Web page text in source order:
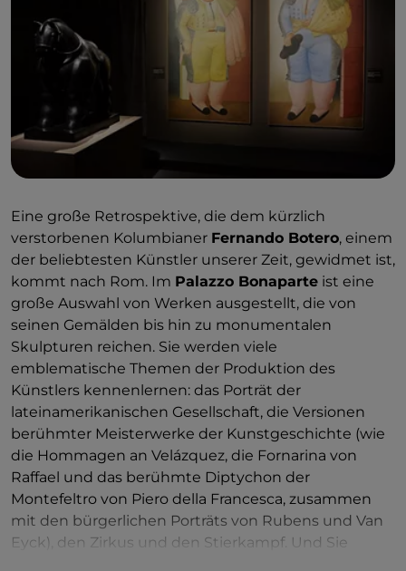
stammen. Gebührenpflichtiger Eintritt,
bis zum
19. Januar 2025
Eine große Retrospektive, die dem kürzlich
verstorbenen Kolumbianer Fernando Botero, einem
der beliebtesten Künstler unserer Zeit, gewidmet ist,
kommt nach Rom. Im Palazzo Bonaparte ist eine
große Auswahl von Werken ausgestellt, die von
seinen Gemälden bis hin zu monumentalen
Skulpturen reichen. Sie werden viele
emblematische Themen der Produktion des
Künstlers kennenlernen: das Porträt der
lateinamerikanischen Gesellschaft, die Versionen
berühmter Meisterwerke der Kunstgeschichte (wie
die Hommagen an Velázquez, die Fornarina von
Raffael und das berühmte Diptychon der
Montefeltro von Piero della Francesca, zusammen
mit den bürgerlichen Porträts von Rubens und Van
Eyck), den Zirkus und den Stierkampf. Und Sie